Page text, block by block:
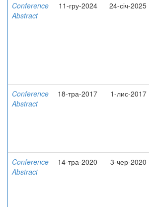
Conference
Abstract
11-гру-2024 24-січ-2025
Conference
Abstract
18-тра-2017 1-лис-2017
Conference
Abstract
14-тра-2020 3-чер-2020